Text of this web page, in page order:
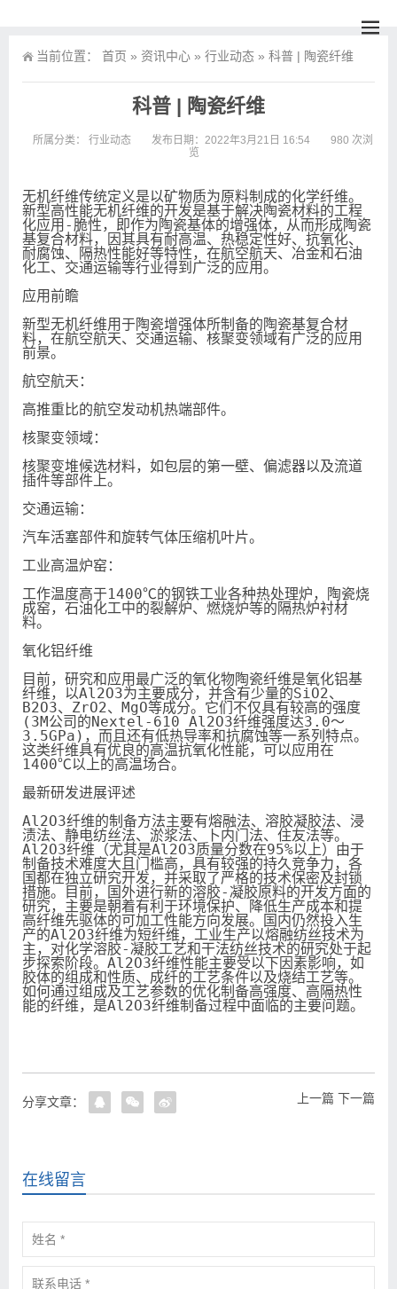
当前位置： 首页 » 资讯中心 » 行业动态 » 科普 | 陶瓷纤维
科普 | 陶瓷纤维
所属分类： 行业动态 发布日期：2022年3月21日 16:54
980 次浏
览
无机纤维传统定义是以矿物质为原料制成的化学纤维。
新型高性能无机纤维的开发是基于解决陶瓷材料的工程
化应用-脆性，即作为陶瓷基体的增强体，从而形成陶瓷
基复合材料，因其具有耐高温、热稳定性好、抗氧化、
耐腐蚀、隔热性能好等特性，在航空航天、冶金和石油
化工、交通运输等行业得到广泛的应用。
应用前瞻
新型无机纤维用于陶瓷增强体所制备的陶瓷基复合材
料，在航空航天、交通运输、核聚变领域有广泛的应用
前景。
航空航天：
高推重比的航空发动机热端部件。
核聚变领域：
核聚变堆候选材料，如包层的第一壁、偏滤器以及流道
插件等部件上。
交通运输：
汽车活塞部件和旋转气体压缩机叶片。
工业高温炉窑：
工作温度高于1400℃的钢铁工业各种热处理炉，陶瓷烧
成窑，石油化工中的裂解炉、燃烧炉等的隔热炉衬材
料。
氧化铝纤维
目前，研究和应用最广泛的氧化物陶瓷纤维是氧化铝基
纤维，以Al2O3为主要成分，并含有少量的SiO2、
B2O3、ZrO2、MgO等成分。它们不仅具有较高的强度
(3M公司的Nextel-610 Al2O3纤维强度达3.0～
3.5GPa)，而且还有低热导率和抗腐蚀等一系列特点。
这类纤维具有优良的高温抗氧化性能，可以应用在
1400℃以上的高温场合。
最新研发进展评述
Al2O3纤维的制备方法主要有熔融法、溶胶凝胶法、浸
渍法、静电纺丝法、淤浆法、卜内门法、住友法等。
Al2O3纤维（尤其是Al2O3质量分数在95%以上）由于
制备技术难度大且门槛高，具有较强的持久竞争力，各
国都在独立研究开发，并采取了严格的技术保密及封锁
措施。目前，国外进行新的溶胶-凝胶原料的开发方面的
研究，主要是朝着有利于环境保护、降低生产成本和提
高纤维先驱体的可加工性能方向发展。国内仍然投入生
产的Al2O3纤维为短纤维，工业生产以熔融纺丝技术为
主，对化学溶胶-凝胶工艺和干法纺丝技术的研究处于起
步探索阶段。Al2O3纤维性能主要受以下因素影响，如
胶体的组成和性质、成纤的工艺条件以及烧结工艺等。
如何通过组成及工艺参数的优化制备高强度、高隔热性
能的纤维，是Al2O3纤维制备过程中面临的主要问题。
上一篇 下一篇
分享文章：
在线留言